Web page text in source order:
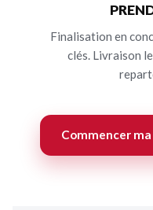
Finalisation en
clés. Livraison
Commencer